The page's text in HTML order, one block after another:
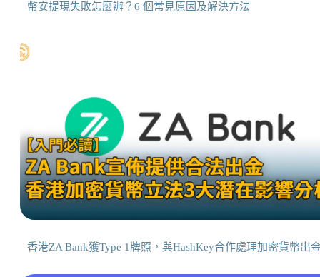
幣安提現失敗怎麼辦？6 個常見原因及解決方法
香港ZA Bank獲Type 1牌照，與HashKey合作處理加密貨幣出